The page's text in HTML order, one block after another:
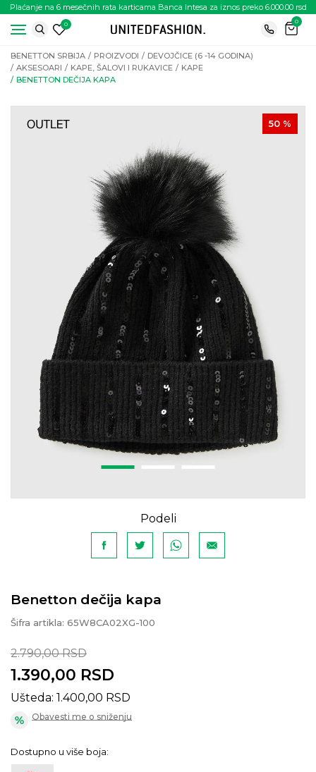
Plaćanje na 6 mesečnih rata karticama Banca Intesa za iznos preko 6.000.00 rsd
0
0
BENETTON SRBIJA PROIZVODI
DEVOJČICE (6 -14 GODINA)
AKSESOARI
KAPE, ŠALOVI I RUKAVICE
KAPE
BENETTON DEČIJA KAPA
50 %
Podeli
Benetton dečija kapa
Šifra artikla: 65W8CA02XG-100
2.790,00 RSD
1.390,00 RSD
Ušteda: 1.400,00 RSD
Obavesti me o sniženju
Dostupno u više boja: